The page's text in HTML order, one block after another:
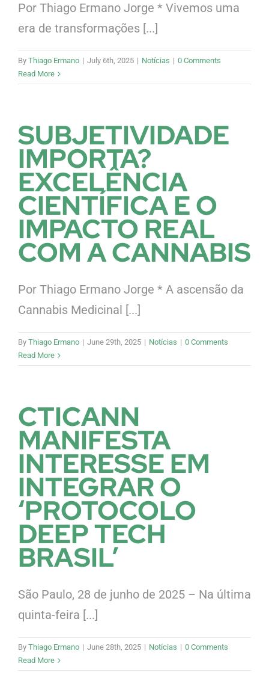
Por Thiago Ermano Jorge * Vivemos uma
era de transformações [...]
By Thiago Ermano | July 6th, 2025 | Notícias | 0 Comments
Read More
SUBJETIVIDADE
IMPORTA?
EXCELÊNCIA
CIENTÍFICA E O
IMPACTO REAL
COM A CANNABIS
Por Thiago Ermano Jorge * A ascensão da
Cannabis Medicinal [...]
By Thiago Ermano | June 29th, 2025 | Notícias | 0 Comments
Read More
CTICANN
MANIFESTA
INTERESSE EM
INTEGRAR O
‘PROTOCOLO
DEEP TECH
BRASIL’
São Paulo, 28 de junho de 2025 – Na última
quinta-feira [...]
By Thiago Ermano | June 28th, 2025 | Notícias | 0 Comments
Read More